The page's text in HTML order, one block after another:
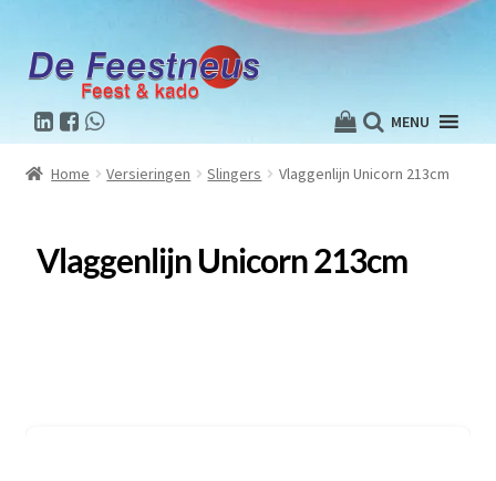
MENU
Home Versieringen Slingers Vlaggenlijn Unicorn 213cm
Vlaggenlijn Unicorn 213cm